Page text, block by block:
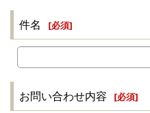
件名 [必須]
お問い合わせ内容 [必須]